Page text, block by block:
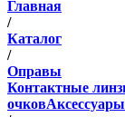
Главная
/
Каталог
/
Оправы
Контактные
очковАксессуары